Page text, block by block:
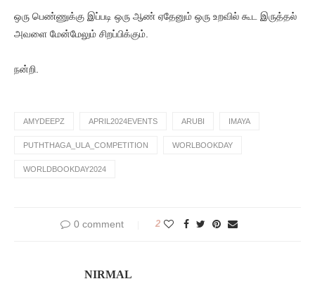
ஒரு பெண்ணுக்கு இப்படி ஒரு ஆண் ஏதேனும் ஒரு உறவில் கூட இருத்தல்
அவளை மேன்மேலும் சிறப்பிக்கும்.
நன்றி.
AMYDEEPZ APRIL2024EVENTS ARUBI IMAYA
PUTHTHAGA_ULA_COMPETITION WORLBOOKDAY
WORLDBOOKDAY2024
0 comment 2
NIRMAL